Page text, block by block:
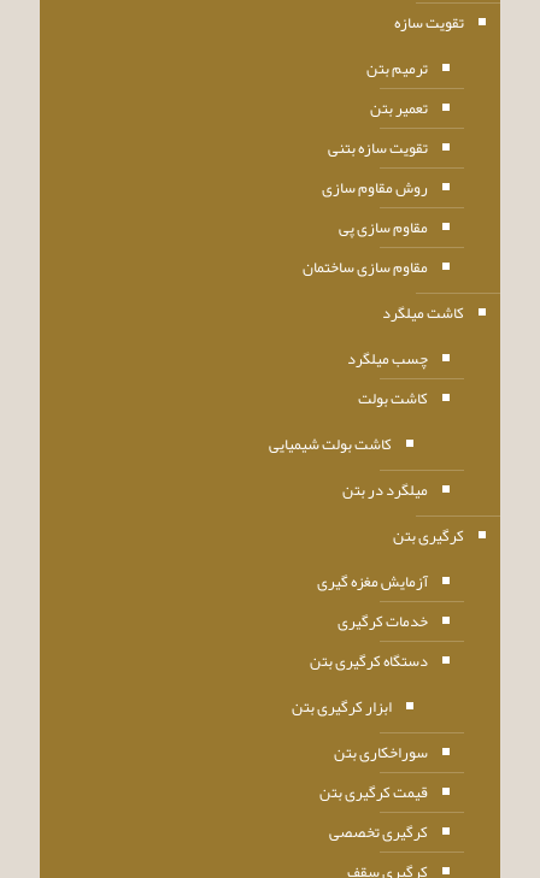
تقویت سازه
ترمیم بتن
تعمیر بتن
تقویت سازه بتنی
روش مقاوم سازی
مقاوم سازی پی
مقاوم سازی ساختمان
کاشت میلگرد
چسب میلگرد
کاشت بولت
کاشت بولت شیمیایی
میلگرد در بتن
کرگیری بتن
آزمایش مغزه گیری
خدمات کرگیری
دستگاه کرگیری بتن
ابزار کرگیری بتن
سوراخکاری بتن
قیمت کرگیری بتن
کرگیری تخصصی
کرگیری سقف